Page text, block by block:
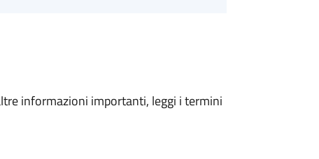
informazioni importanti, leggi i termini